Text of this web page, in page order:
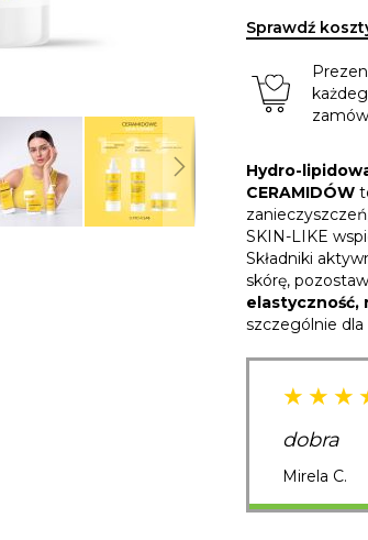
Sprawdź
Hydro-
CERAMIDÓW
SKIN-LIKE
Składniki
skórę,
elastyczność,
szczególnie dla
dobra
Mirela C.